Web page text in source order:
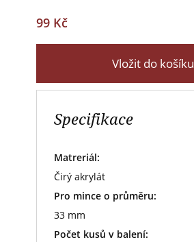
99 Kč
Vložit do košíku
Specifikace
Matreriál:
Čirý akrylát
Pro mince o průměru:
33 mm
Počet kusů v balení: